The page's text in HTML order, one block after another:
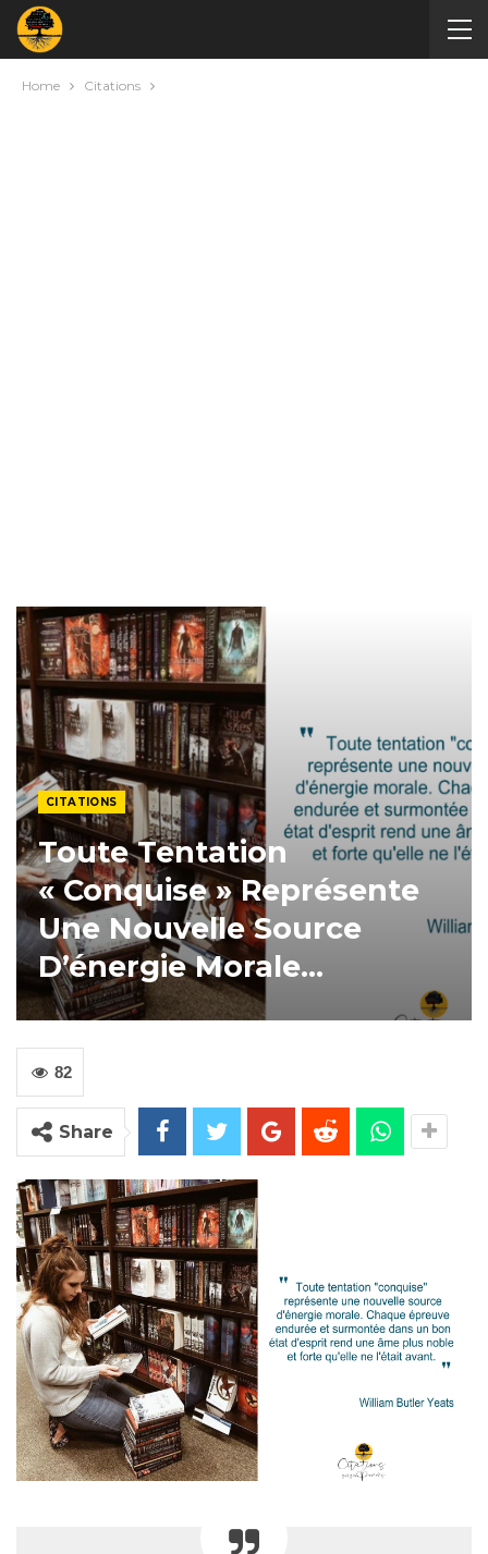
Home Citations
CITATIONS
Toute Tentation
« Conquise » Représente
Une Nouvelle Source
D’énergie Morale…
82
Share